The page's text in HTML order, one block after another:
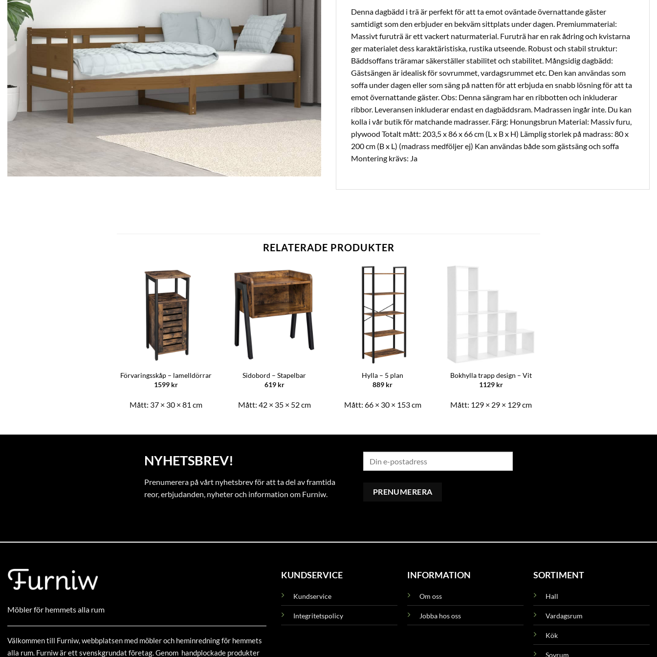
Denna dagbädd i trä är perfekt för att ta emot oväntade övernattande gäster
samtidigt som den erbjuder en bekväm sittplats under dagen. Premiummaterial:
Massivt furuträ är ett vackert naturmaterial. Furuträ har en rak ådring och kvistarna
ger materialet dess karaktäristiska, rustika utseende. Robust och stabil struktur:
Bäddsoffans träramar säkerställer stabilitet och stabilitet. Mångsidig dagbädd:
Gästsängen är idealisk för sovrummet, vardagsrummet etc. Den kan användas som
soffa under dagen eller som säng på natten för att erbjuda en snabb lösning för att ta
emot övernattande gäster. Obs: Denna sängram har en ribbotten och inkluderar
ribbor. Leveransen inkluderar endast en dagbäddsram. Madrassen ingår inte. Du kan
kolla i vår butik för matchande madrasser. Färg: Honungsbrun Material: Massiv furu,
plywood Totalt mått: 203,5 x 86 x 66 cm (L x B x H) Lämplig storlek på madrass: 80 x
200 cm (B x L) (madrass medföljer ej) Kan användas både som gästsäng och soffa
Montering krävs: Ja
RELATERADE PRODUKTER
Förvaringsskåp – lamelldörrar
1599 kr
Mått: 37 × 30 × 81 cm
Sidobord – Stapelbar
619 kr
Mått: 42 × 35 × 52 cm
Hylla – 5 plan
889 kr
Mått: 66 × 30 × 153 cm
Bokhylla trapp design – Vit
1129 kr
Mått: 129 × 29 × 129 cm
NYHETSBREV!
Prenumerera på vårt nyhetsbrev för att ta del av framtida
reor, erbjudanden, nyheter och information om Furniw.
Möbler för hemmets alla rum
Välkommen till Furniw, webbplatsen med möbler och heminredning för hemmets
alla rum. Furniw är ett svenskgrundat företag. Genom handplockade produkter
KUNDSERVICE
Kundservice
Integritetspolicy
INFORMATION
Om oss
Jobba hos oss
SORTIMENT
Hall
Vardagsrum
Kök
Sovrum